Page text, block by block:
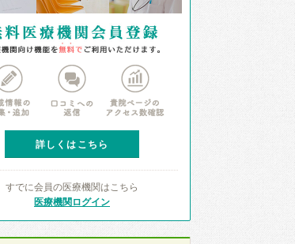
詳しくはこちら
すでに会員の医療機関はこちら
医療機関ログイン